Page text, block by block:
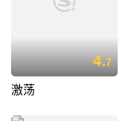
4.7
激荡